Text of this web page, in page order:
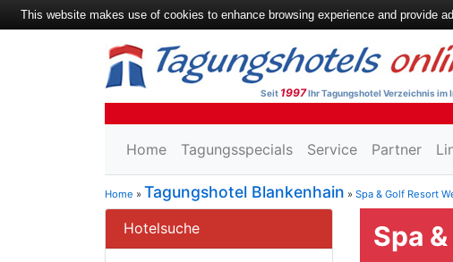
Seit 1997Ihr Tagungshotel Verzeichnis im
Home Tagungsspecials Service Partner
Home » Tagungshotel Blankenhain » Spa & Golf Resort
Hotelsuche Spa
This website makes use of cookies to enhance browsing experience and provide